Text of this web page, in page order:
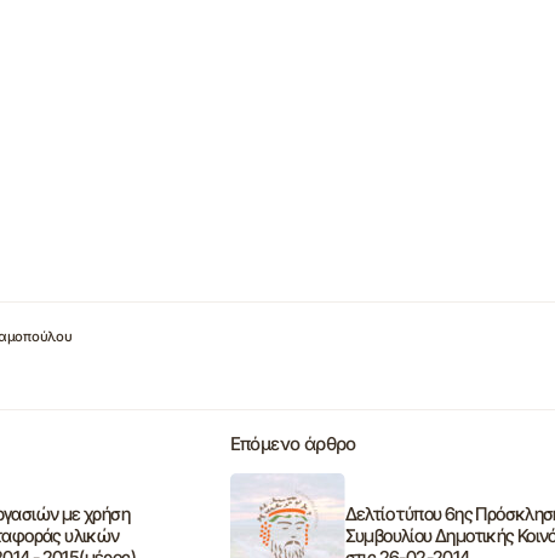
με χρήση
υλικών
Επόμενο άρθρο
Δελτίο τύπου 6ης
Συμβουλίου Δημοτικής